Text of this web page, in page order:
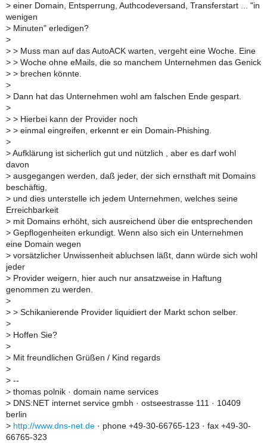
> einer Domain, Entsperrung, Authcodeversand, Transferstart ... "in
wenigen
> Minuten" erledigen?
>
> > Muss man auf das AutoACK warten, vergeht eine Woche. Eine
> > Woche ohne eMails, die so manchem Unternehmen das Genick
> > brechen könnte.
>
> Dann hat das Unternehmen wohl am falschen Ende gespart.
>
> > Hierbei kann der Provider noch
> > einmal eingreifen, erkennt er ein Domain-Phishing.
>
> Aufklärung ist sicherlich gut und nützlich , aber es darf wohl
davon
> ausgegangen werden, daß jeder, der sich ernsthaft mit Domains
beschäftig,
> und dies unterstelle ich jedem Unternehmen, welches seine
Erreichbarkeit
> mit Domains erhöht, sich ausreichend über die entsprechenden
> Gepflogenheiten erkundigt. Wenn also sich ein Unternehmen
eine Domain wegen
> vorsätzlicher Unwissenheit abluchsen läßt, dann würde sich wohl
jeder
> Provider weigern, hier auch nur ansatzweise in Haftung
genommen zu werden.
>
> > Schikanierende Provider liquidiert der Markt schon selber.
>
> Hoffen Sie?
>
> Mit freundlichen Grüßen / Kind regards
>
> --
> thomas polnik · domain name services
> DNS:NET internet service gmbh · ostseestrasse 111 · 10409
berlin
> http://www.dns-net.de · phone +49-30-66765-123 · fax +49-30-
66765-323